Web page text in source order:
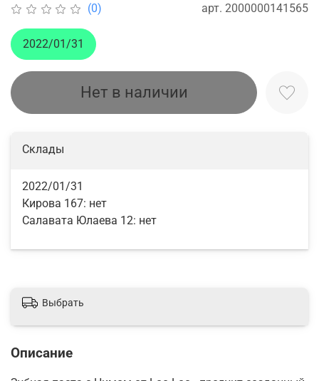
(0) арт. 2000000141565
Нет в наличии
Склады
2022/01/31
Кирова 167: нет
Салавата Юлаева 12: нет
2022/01/31
Выбрать
Описание